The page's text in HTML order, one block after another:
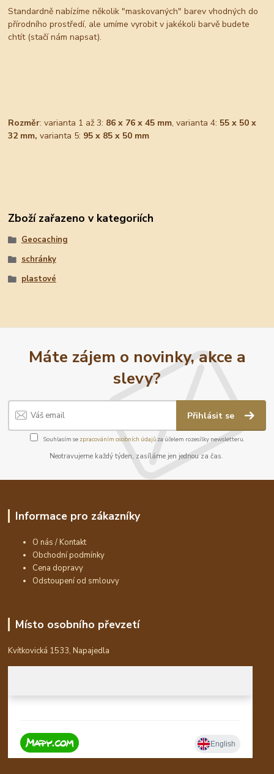
Standardně nabízíme několik "maskovaných" barev vhodných do
přírodního prostředí, ale umíme vyrobit v jakékoli barvě budete
chtít (stačí nám napsat).
Rozměr: varianta 1 až 3: 86 x 76 x 45 mm, varianta 4: 55 x 50 x
32 mm,varianta 5: 95 x 85 x 50 mm
Zboží zařazeno v kategoriích
Geocaching
schránky
plastové
Máte zájem o novinky, akce a
slevy?
Přihlásit se
Souhlasím se zpracováním osobních údajůza účelem rozesílky newsletteru.
Neotravujeme každý týden, zasíláme jen jednou za čas.
Informace pro zákazníky
O nás / Kontakt
Obchodní podmínky
Cena dopravy
Odstoupení od smlouvy
Místo osobního převzetí
Kvítkovická 1533, Napajedla